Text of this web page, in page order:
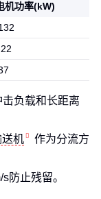
机功率(kW)
负载和长距离
机
作为分流方
防止残留。